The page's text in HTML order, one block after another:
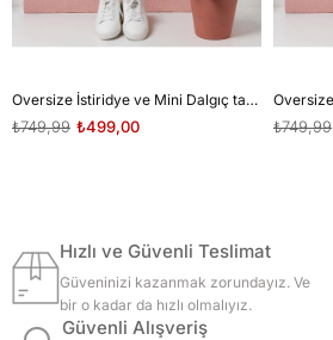
Oversize İstiridye ve Mini Dalgıç tasarım unisex T-shirt
₺499,00
₺749,99 ₺749,99
Hızlı ve Güvenli Teslimat
Güveninizi kazanmak zorundayız. Ve
bir o kadar da hızlı olmalıyız.
Güvenli Alışveriş